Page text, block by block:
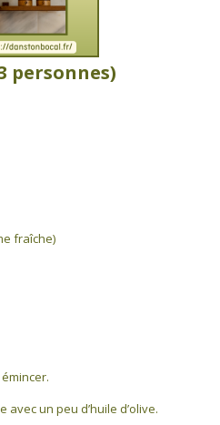
personnes)
fraîche)
un peu d’huile d’olive.